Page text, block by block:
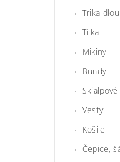
Trika
Tílka
Mikiny
Bundy
Vesty
Košile
Čepice,